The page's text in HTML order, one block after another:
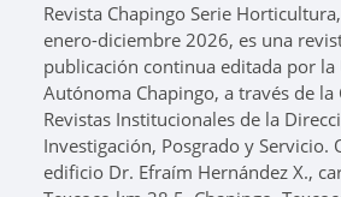
Revista Chapingo Serie
enero-diciembre 2026, es una
publicación continua editada por la
Autónoma Chapingo, a través de
Revistas Institucionales de la
Investigación, Posgrado y Servicio.
edificio Dr. Efraím Hernández X.,